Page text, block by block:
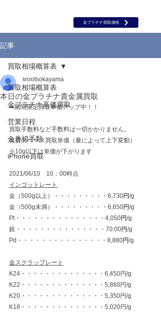
金プラチナ買取価格
記事
買取相場概算表
金プラチナ高価買取
営業日程
金券切手類
iPhone買取
買取相場概算表
本日の金プラチナ貴金属買取
srootsokayama
➡期間限定買取単価アップ中！！
買取手数料など手数料は一切かかりません。
当店のベース買取単価（量によって上下変動）
※10g以下は単価が下がります
2021/06/10　10：00時点
インゴットレート
金（500g以上）・・・・・・・・・6,730円/g
金（500g未満）・・・・・・・・・6,650円/g
Pt・・・・・・・・・・・・・・・4,050円/g
銀・・・・・・・・・・・・・・・70.00円/g
Pd・・・・・・・・・・・・・・・8,880円/g
金スクラップレート
K24・・・・・・・・・・・・・・6,450円/g
K22・・・・・・・・・・・・・・5,860円/g
K20・・・・・・・・・・・・・・5,350円/g
K18・・・・・・・・・・・・・・5,020円/g